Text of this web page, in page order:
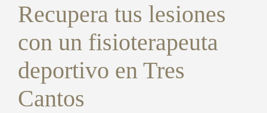
Recupera tus lesiones
con un fisioterapeuta
deportivo en Tres
Cantos